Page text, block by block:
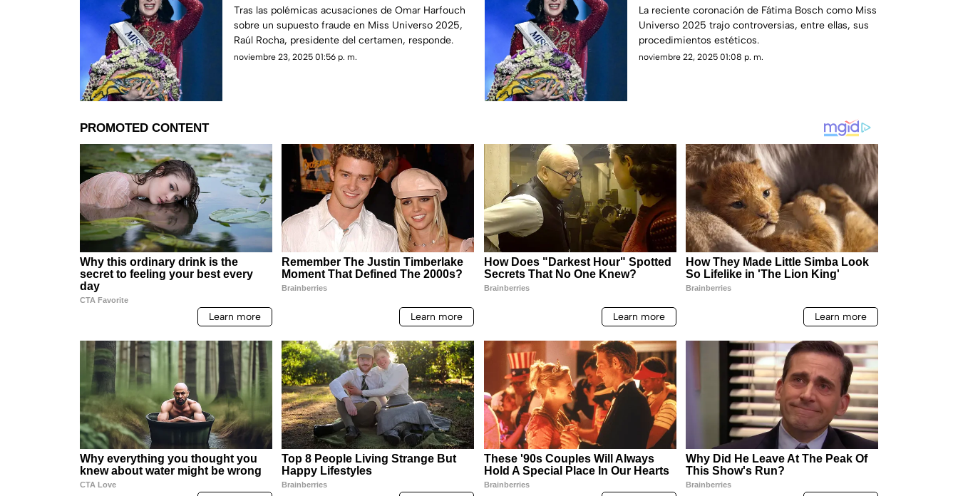
presunto fraude
Tras las polémicas acusaciones de Omar Harfouch
sobre un supuesto fraude en Miss Universo 2025,
Raúl Rocha, presidente del certamen, responde.
noviembre 23, 2025 01:56 p. m.
estéticas
La reciente coronación de Fátima Bosch como Miss
Universo 2025 trajo controversias, entre ellas, sus
procedimientos estéticos.
noviembre 22, 2025 01:08 p. m.